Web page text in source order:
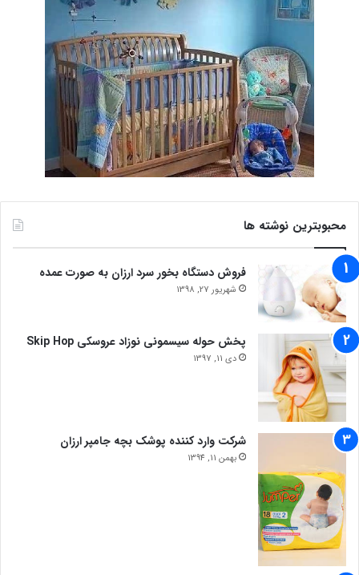
محبوبترین نوشته ها
فروش دستگاه بخور سرد ارزان به صورت عمده
شهریور 27, 1398
پخش حوله سیسمونی نوزاد عروسکی Skip Hop
دی 11, 1397
شرکت وارد کننده پوشک بچه جامپر ارزان
بهمن 11, 1394